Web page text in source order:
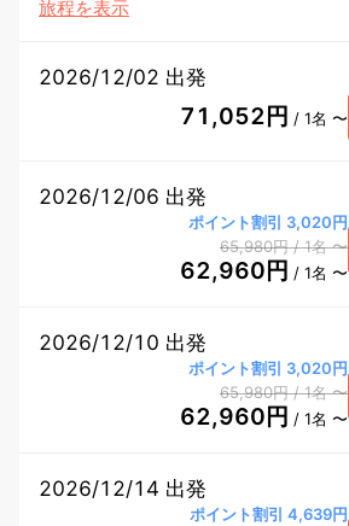
旅程を表示
2026/12/02 出発
71,052円 / 1名 〜
2026/12/06 出発
ポイント割引 3,020円
65,980円/ 1名〜
62,960円 / 1名 〜
2026/12/10 出発
ポイント割引 3,020円
65,980円/ 1名〜
62,960円 / 1名 〜
2026/12/14 出発
ポイント割引 4,639円